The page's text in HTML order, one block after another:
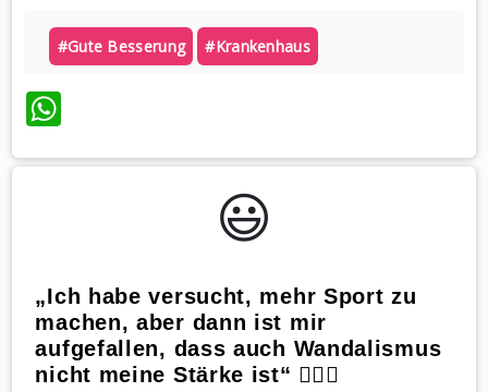
#gute Besserung #krankenhaus
WhatsApp
😃️
„Ich habe versucht, mehr Sport zu
machen, aber dann ist mir
aufgefallen, dass auch Wandalismus
nicht meine Stärke ist“ 🏋️‍♀️🔨